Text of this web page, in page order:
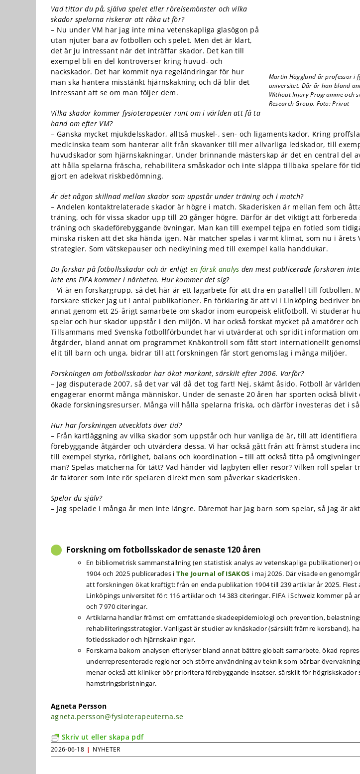
Martin Hägglund är professor i
universitet. Där är han bland
Without Injury Programme och
Research Group. Foto: Privat
Vad tittar du på, själva spelet eller rörelsemönster och vilka
skador spelarna riskerar att råka ut för?
– Nu under VM har jag inte mina vetenskapliga glasögon på
utan njuter bara av fotbollen och spelet. Men det är klart,
det är ju intressant när det inträffar skador. Det kan till
exempel bli en del kontroverser kring huvud- och
nackskador. Det har kommit nya regeländringar för hur
man ska hantera misstänkt hjärnskakning och då blir det
intressant att se om man följer dem.
Vilka skador kommer fysioterapeuter runt om i världen att få ta
hand om efter VM?
– Ganska mycket mjukdelsskador, alltså muskel-, sen- och ligamentskador. Kring
medicinska team som hanterar allt från skavanker till mer allvarliga ledskador, till
huvudskador som hjärnskakningar. Under brinnande mästerskap är det en central del
att hålla spelarna fräscha, rehabilitera småskador och inte släppa tillbaka spelare för
gjort en adekvat riskbedömning.
Är det någon skillnad mellan skador som uppstår under träning och i match?
– Andelen kontaktrelaterade skador är högre i match. Skaderisken är mellan fem och
träning, och för vissa skador upp till 20 gånger högre. Därför är det viktigt att förbereda
träning och skadeförebyggande övningar. Man kan till exempel tejpa en fotled som
minska risken att det ska hända igen. När matcher spelas i varmt klimat, som nu i årets
strategier. Som vätskepauser och nedkylning med till exempel kalla handdukar.
Du forskar på fotbollsskador och är enligt en färsk analys den mest publicerade forskaren
Inte ens FIFA kommer i närheten. Hur kommer det sig?
– Vi är en forskargrupp, så det här är ett lagarbete för att dra en parallell till fotbollen.
forskare sticker jag ut i antal publikationer. En förklaring är att vi i Linköping bedriver
annat genom ett 25-årigt samarbete om skador inom europeisk elitfotboll. Vi studerar
spelar och hur skador uppstår i den miljön. Vi har också forskat mycket på amatörer
Tillsammans med Svenska fotbollförbundet har vi utvärderat och spridit information
åtgärder, bland annat om programmet Knäkontroll som fått stort internationellt
elit till barn och unga, bidrar till att forskningen får stort genomslag i många miljöer.
Forskningen om fotbollsskador har ökat markant, särskilt efter 2006. Varför?
– Jag disputerade 2007, så det var väl då det tog fart! Nej, skämt åsido. Fotboll är
engagerar enormt många människor. Under de senaste 20 åren har sporten också
ökade forskningsresurser. Många vill hålla spelarna friska, och därför investeras det i
Hur har forskningen utvecklats över tid?
– Från kartläggning av vilka skador som uppstår och hur vanliga de är, till att identifiera
förebyggande åtgärder och utvärdera dessa. Vi har också gått från att främst studera
till exempel styrka, rörlighet, balans och koordination – till att också titta på
man? Spelas matcherna för tätt? Vad händer vid lagbyten eller resor? Vilken roll spelar
är faktorer som inte rör spelaren direkt men som påverkar skaderisken.
Spelar du själv?
– Jag spelade i många år men inte längre. Däremot har jag barn som spelar, så jag är
Forskning om fotbollsskador de senaste 120 åren
En bibliometrisk sammanställning (en statistisk analys av vetenskapliga publikationer)
1904 och 2025 publicerades i The Journal of ISAKOS i maj 2026. Där visade en
att forskningen ökat kraftigt: från en enda publikation 1904 till 239 artiklar år 2025.
Linköpings universitet för: 116 artiklar och 14 383 citeringar. FIFA i Schweiz kommer på
och 7 970 citeringar.
Artiklarna handlar främst om omfattande skadeepidemiologi och prevention,
rehabiliteringsstrategier. Vanligast är studier av knäskador (särskilt främre korsband),
fotledsskador och hjärnskakningar.
Forskarna bakom analysen efterlyser bland annat bättre globalt samarbete, ökad
underrepresenterade regioner och större användning av teknik som bärbar
menar också att kliniker bör prioritera förebyggande insatser, särskilt för högriskskador
hamstringsbristningar.
Agneta Persson
agneta.persson@fysioterapeuterna.se
Skriv ut eller skapa pdf
2026-06-18 | NYHETER
att hemsidan
över huvud
För att vi ska
funktionalitet
uppbyggnad,
Upplevelse
hemsida ska
möjligt under
Om du nekar
funktionalitet
att försvinna
Marknadsföring
Genom att dela
med dig av dina
beteende när du
surfar ökar du
chansen att få se
anpassat innehåll
och erbjudanden.